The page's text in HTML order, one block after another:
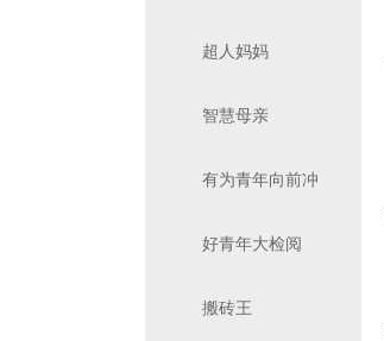
超人妈妈
智慧母亲
有为青年向前冲
好青年大检阅
搬砖王